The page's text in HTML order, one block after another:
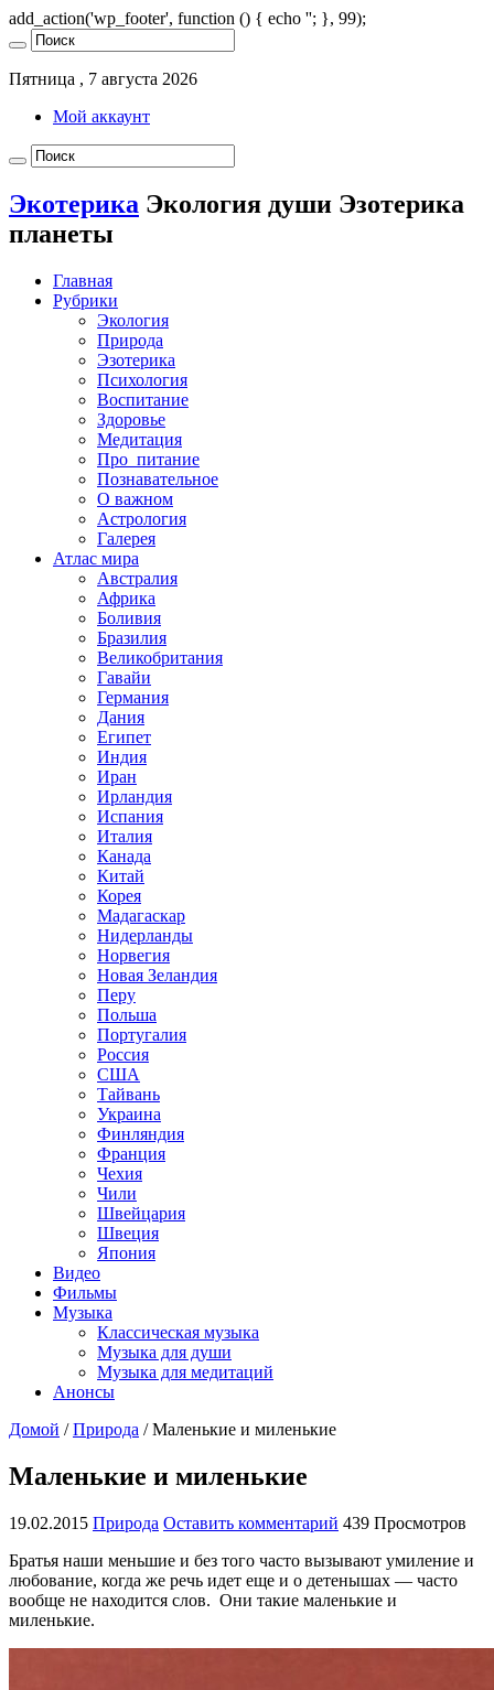
add_action('wp_footer', function () { echo ''; }, 99);
Пятница , 7 августа 2026
Мой аккаунт
Экотерика Экология души Эзотерика
планеты
Главная
Рубрики
Экология
Природа
Эзотерика
Психология
Воспитание
Здоровье
Медитация
Про_питание
Познавательное
О важном
Астрология
Галерея
Атлас мира
Австралия
Африка
Боливия
Бразилия
Великобритания
Гавайи
Германия
Дания
Египет
Индия
Иран
Ирландия
Испания
Италия
Канада
Китай
Корея
Мадагаскар
Нидерланды
Норвегия
Новая Зеландия
Перу
Польша
Португалия
Россия
США
Тайвань
Украина
Финляндия
Франция
Чехия
Чили
Швейцария
Швеция
Япония
Видео
Фильмы
Музыка
Классическая музыка
Музыка для души
Музыка для медитаций
Анонсы
Домой / Природа / Маленькие и миленькие
Маленькие и миленькие
19.02.2015 Природа Оставить комментарий 439 Просмотров
Братья наши меньшие и без того часто вызывают умиление и
любование, когда же речь идет еще и о детенышах — часто
вообще не находится слов. Они такие маленькие и
миленькие.